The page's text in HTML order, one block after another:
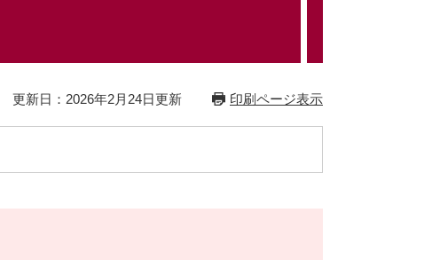
更新日：2026年2月24日更新 印刷ページ表示